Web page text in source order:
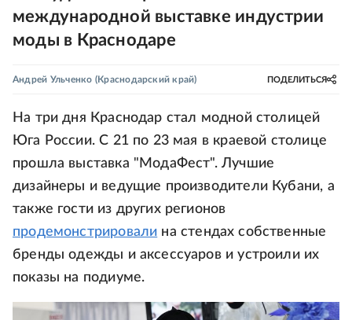
международной выставке индустрии
моды в Краснодаре
Андрей Ульченко (Краснодарский край) ПОДЕЛИТЬСЯ
На три дня Краснодар стал модной столицей
Юга России. С 21 по 23 мая в краевой столице
прошла выставка "МодаФест". Лучшие
дизайнеры и ведущие производители Кубани, а
также гости из других регионов
продемонстрировали на стендах собственные
бренды одежды и аксессуаров и устроили их
показы на подиуме.